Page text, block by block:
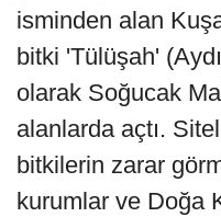
isminden alan
bitki 'Tülüşah'
olarak Soğucak
alanlarda açtı.
bitkilerin zarar
kurumlar ve Doğa